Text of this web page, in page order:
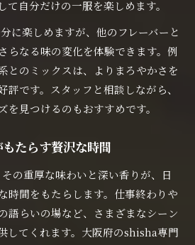
自分だけの一服を楽しめます。
に楽しめますが、他のフレーバーと
らなる味の変化を体験できます。例
とのミックスは、よりまろやかさを
評です。スタッフと相談しながら、
を見つけるのもおすすめです。
たらす贅沢な時間
の重厚な味わいと深い香りが、日
時間をもたらします。仕事終わりや
語らいの場など、さまざまなシーン
してくれます。大阪府のshisha専門